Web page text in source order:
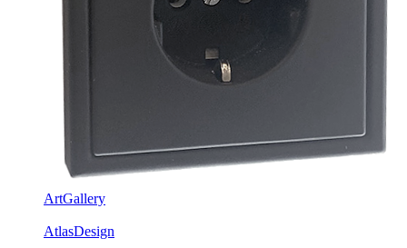
ArtGallery
AtlasDesign